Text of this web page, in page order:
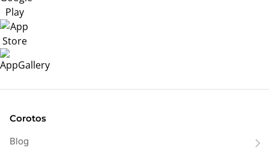
Corotos
Blog